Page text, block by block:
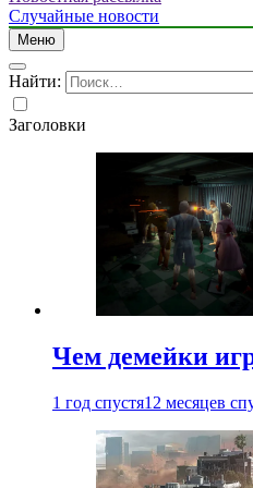
Случайные новости
Меню
Найти:
Заголовки
Чем демейки
1 год спустя12 месяцев